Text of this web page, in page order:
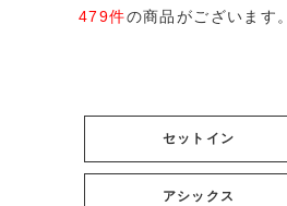
479件の商品がございます。
セットイン
アシックス